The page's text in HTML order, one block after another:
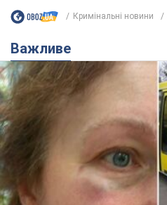
Кримінальні новини
Важливе